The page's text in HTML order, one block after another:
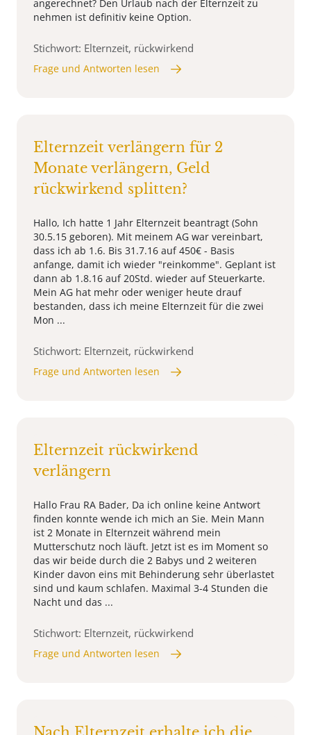
angerechnet? Den Urlaub nach der Elternzeit zu
nehmen ist definitiv keine Option.
Stichwort: Elternzeit, rückwirkend
Frage und Antworten lesen
Elternzeit verlängern für 2
Monate verlängern, Geld
rückwirkend splitten?
Hallo, Ich hatte 1 Jahr Elternzeit beantragt (Sohn
30.5.15 geboren). Mit meinem AG war vereinbart,
dass ich ab 1.6. Bis 31.7.16 auf 450€ - Basis
anfange, damit ich wieder "reinkomme". Geplant ist
dann ab 1.8.16 auf 20Std. wieder auf Steuerkarte.
Mein AG hat mehr oder weniger heute drauf
bestanden, dass ich meine Elternzeit für die zwei
Mon ...
Stichwort: Elternzeit, rückwirkend
Frage und Antworten lesen
Elternzeit rückwirkend
verlängern
Hallo Frau RA Bader, Da ich online keine Antwort
finden konnte wende ich mich an Sie. Mein Mann
ist 2 Monate in Elternzeit während mein
Mutterschutz noch läuft. Jetzt ist es im Moment so
das wir beide durch die 2 Babys und 2 weiteren
Kinder davon eins mit Behinderung sehr überlastet
sind und kaum schlafen. Maximal 3-4 Stunden die
Nacht und das ...
Stichwort: Elternzeit, rückwirkend
Frage und Antworten lesen